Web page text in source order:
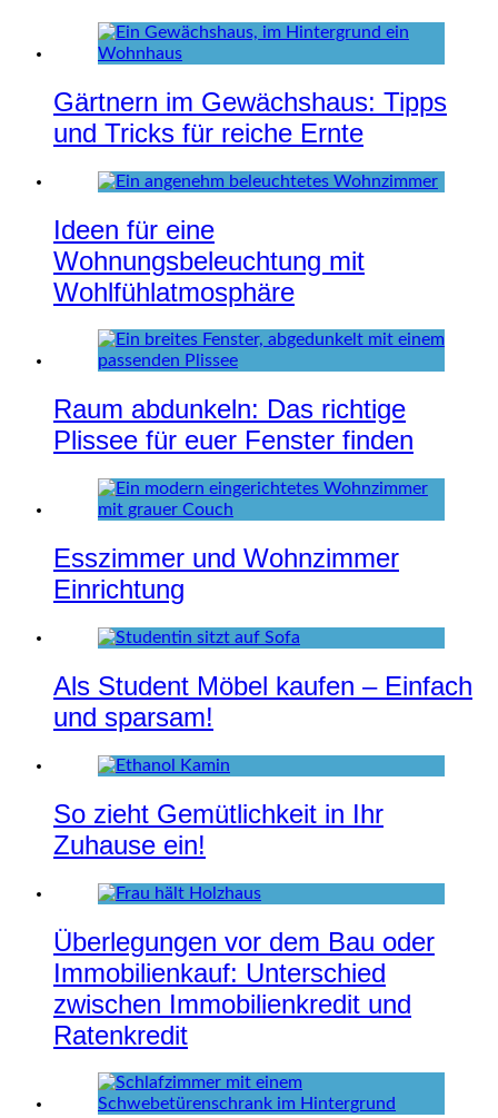
Gärtnern im Gewächshaus: Tipps
und Tricks für reiche Ernte
Ideen für eine
Wohnungsbeleuchtung mit
Wohlfühlatmosphäre
Raum abdunkeln: Das richtige
Plissee für euer Fenster finden
Esszimmer und Wohnzimmer
Einrichtung
Als Student Möbel kaufen – Einfach
und sparsam!
So zieht Gemütlichkeit in Ihr
Zuhause ein!
Überlegungen vor dem Bau oder
Immobilienkauf: Unterschied
zwischen Immobilienkredit und
Ratenkredit